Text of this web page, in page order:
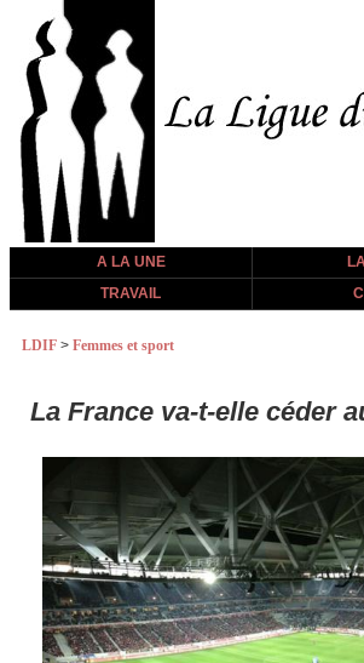
A LA UNE
TRAVAIL
LDIF > Femmes et sport
La France va-t-elle céder